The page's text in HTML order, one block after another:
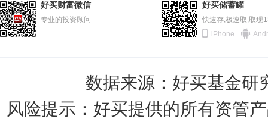
好买财富微信
专业的投资顾问
好买储蓄罐
快速存;极速取;取现
iPhone
数据来源：好买基金研
风险提示：好买提供的所有资管